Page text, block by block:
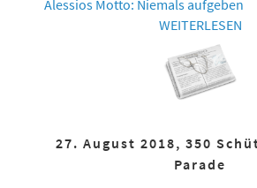
Alessios Motto: Niemals aufgeben
WEITERLESEN
27. August 2018, 350
Parade